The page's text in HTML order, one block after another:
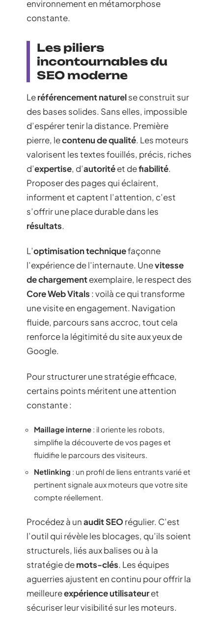
environnement en métamorphose
constante.
Les piliers
incontournables du
SEO moderne
Leréférencement naturelse construit sur
des bases solides. Sans elles, impossible
d’espérer tenir la distance. Première
pierre, lecontenu de qualité. Les moteurs
valorisent les textes fouillés, précis, riches
d’expertise, d’autoritéet defiabilité.
Proposer des pages qui éclairent,
informent et captent l’attention, c’est
s’offrir une place durable dans les
résultats.
L’optimisation techniquefaçonne
l’expérience de l’internaute. Unevitesse
de chargementexemplaire, le respect des
Core Web Vitals : voilà ce qui transforme
une visite en engagement. Navigation
fluide, parcours sans accroc, tout cela
renforce la légitimité du site aux yeux de
Google.
Pour structurer une stratégie efficace,
certains points méritent une attention
constante :
Maillage interne : il oriente les robots,
simplifie la découverte de vos pages et
fluidifie le parcours des visiteurs.
Netlinking : un profil de liens entrants varié et
pertinent signale aux moteurs que votre site
compte réellement.
Procédez à unaudit SEO régulier. C’est
l’outil qui révèle les blocages, qu’ils soient
structurels, liés aux balises ou à la
stratégie demots-clés. Les équipes
aguerries ajustent en continu pour offrir la
meilleureexpérience utilisateuret
sécuriser leur visibilité sur les moteurs.